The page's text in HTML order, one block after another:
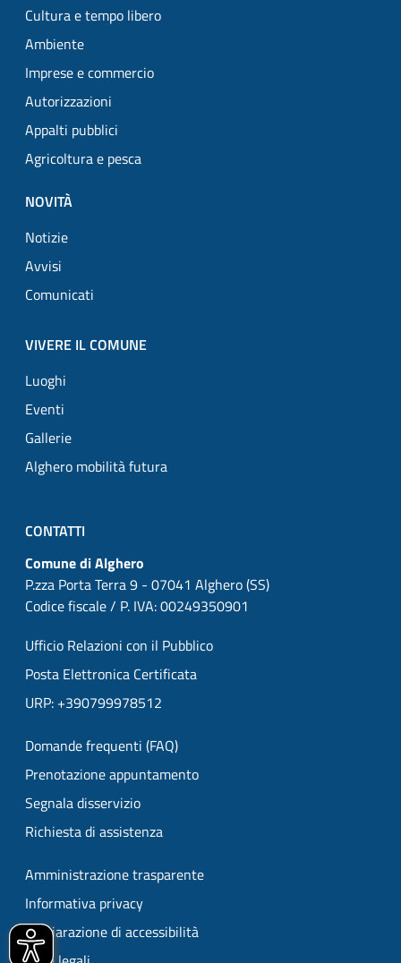
Cultura e tempo libero
Ambiente
Imprese e commercio
Autorizzazioni
Appalti pubblici
Agricoltura e pesca
NOVITÀ
Notizie
Avvisi
Comunicati
VIVERE IL COMUNE
Luoghi
Eventi
Gallerie
Alghero mobilità futura
CONTATTI
Comune di Alghero
P.zza Porta Terra 9 - 07041 Alghero (SS)
Codice fiscale / P. IVA: 00249350901
Ufficio Relazioni con il Pubblico
Posta Elettronica Certificata
URP: +390799978512
Domande frequenti (FAQ)
Prenotazione appuntamento
Segnala disservizio
Richiesta di assistenza
Amministrazione trasparente
Informativa privacy
Dichiarazione di accessibilità